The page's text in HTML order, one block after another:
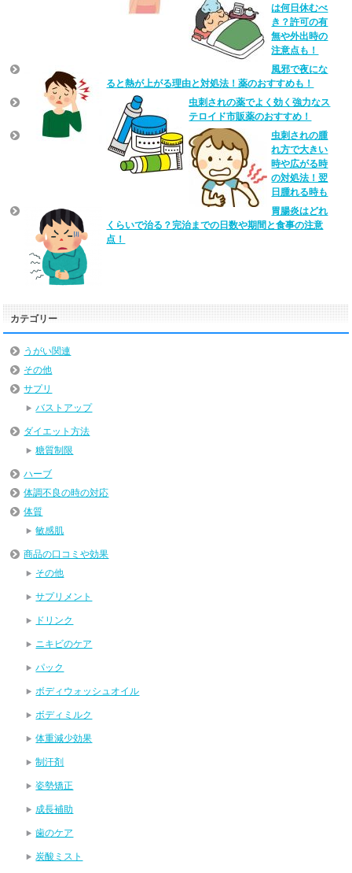
は何日休むべ
き？許可の有
無や外出時の
注意点も！
風邪で夜にな
ると熱が上がる理由と対処法！薬のおすすめも！
虫刺されの薬でよく効く強力なス
テロイド市販薬のおすすめ！
虫刺されの腫
れ方で大きい
時や広がる時
の対処法！翌
日腫れる時も
胃腸炎はどれ
くらいで治る？完治までの日数や期間と食事の注意
点！
カテゴリー
うがい関連
その他
サプリ
バストアップ
ダイエット方法
糖質制限
ハーブ
体調不良の時の対応
体質
敏感肌
商品の口コミや効果
その他
サプリメント
ドリンク
ニキビのケア
パック
ボディウォッシュオイル
ボディミルク
体重減少効果
制汗剤
姿勢矯正
成長補助
歯のケア
炭酸ミスト